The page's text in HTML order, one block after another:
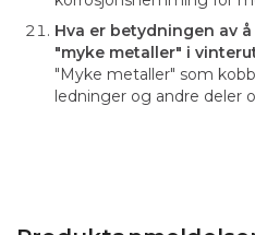
Hva er betydningen av
"myke metaller" i
"Myke metaller" som
ledninger og andre deler